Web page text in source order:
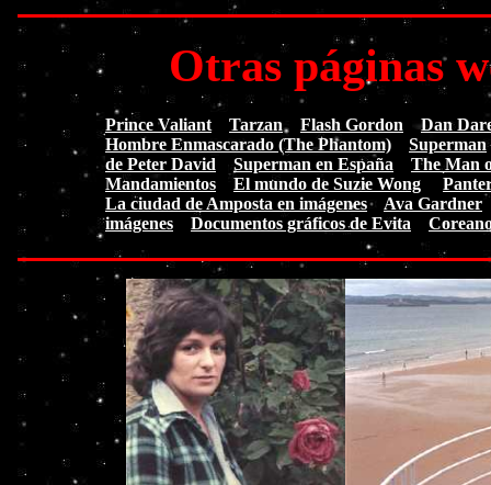
Otras páginas
Prince Valiant Tarzan Flash Gordon
Dan
Hombre Enmascarado (The Phantom)
Superman
de Peter David
Superman en España
The Man
Mandamientos
El mundo de Suzie Wong
La ciudad de Amposta en imágenes
Ava Gardner
imágenes
Documentos gráficos de Evita